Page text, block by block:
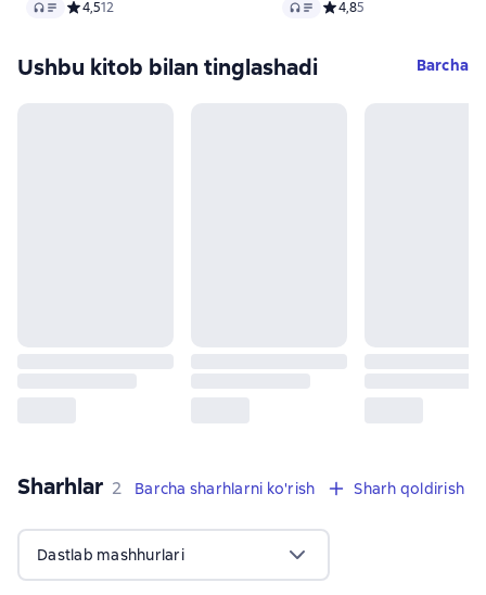
Audio Средний рейтинг 4,5 на основе 12 оценок
4,512 Audio Средний рейтинг 4,8 на
4,85
Ushbu kitob bilan tinglashadi Barcha
Sharhlar 2 sharhlar
2 Barcha sharhlarni ko'rish Sharh qoldirish
Dastlab mashhurlari